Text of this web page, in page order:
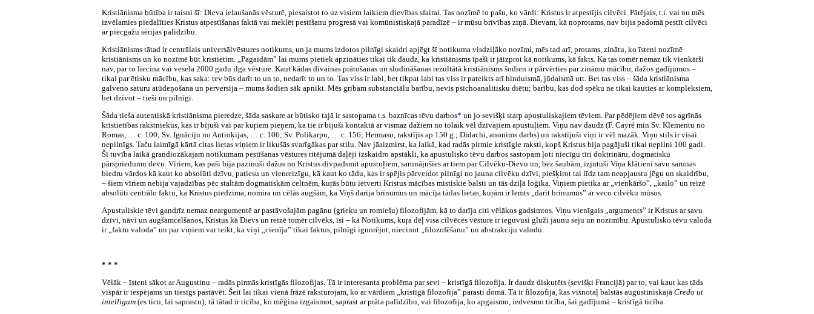
Kristiānisma būtība ir taisni šī: Dieva ielaušanās vēsturē, piesaistot to uz visiem laikiem dievības sfairai. Tas nozīmē to pašu, ko vārdi: Kristus ir atpestījis cilvēci. Pārējais, t.i. vai nu mēs
izvēlamies piedalīties Kristus atpestīšanas faktā vai meklēt pestīšanu progresā vai komūnistiskajā paradīzē – ir mūsu brīvības ziņā. Dievam, kā noprotams, nav bijis padomā pestīt cilvēci
ar piecgažu sērijas palīdzību.
Kristiānisms tātad ir centrālais universālvēstures notikums, un ja mums izdotos pilnīgi skaidri apjēgt šī notikuma visdziļāko nozīmi, mēs tad arī, protams, zinātu, ko īsteni nozīmē
kristiānisms un ko nozīmē būt kristietim. „Pagaidām” lai mums pietiek apzināties tikai tik daudz, ka kristiānisms īpaši ir jāizprot kā notikums, kā fakts. Ka tas tomēr nemaz tik vienkārši
nav, par to liecina vai vesela 2000 gadu ilga vēsture. Kaut kādas dīvainas prātošanas un sludināšanas rezultātā kristiānisms šodien ir pārvērties par zināmu mācību, dažos gadījumos –
tikai par ētisku mācību, kas saka: tev būs darīt to un to, nedarīt to un to. Tas viss ir labi, bet tikpat labi tas viss ir pateikts arī hinduismā, jūdaismā utt. Bet tas viss – šāda kristiānisma
galveno saturu atūdeņošana un perversija – mums šodien sāk apnikt. Mēs gribam substanciālu barību, nevis psīchoanalitisku diētu; barību, kas dod spēku ne tikai kauties ar kompleksiem,
bet dzīvot – tieši un pilnīgi.
Šāda tieša autentiskā kristiānisma pieredze, šāda saskare ar būtisko tajā ir sastopama t.s. baznīcas tēvu darbos* un jo sevišķi starp apustuliskajiem tēviem. Par pēdējiem dēvē tos agrīnās
kristietības rakstniekus, kas ir bijuši vai par kuŗiem pieņem, ka tie ir bijuši kontaktā ar vismaz dažiem no tolaik vēl dzīvajiem apustuļiem. Viņu nav daudz (F. Cayré min Sv. Klementu no
Romas, … c. 100; Sv. Ignāciju no Antioķijas, … c. 106; Sv. Polikarpu, … c. 156; Hermasu, rakstījis ap 150 g.; Didachi, anonims darbs) un rakstījuši viņi ir vēl mazāk. Viņu stils ir visai
nepilnīgs. Taču laimīgā kārtā citas lietas viņiem ir likušās svarīgākas par stilu. Nav jāaizmirst, ka laikā, kad radās pirmie kristīgie raksti, kopš Kristus bija pagājuši tikai nepilni 100 gadi.
Šī tuvība laikā grandiozākajam notikumam pestīšanas vēstures ritējumā daļēji izskaidro apstākli, ka apustulisko tēvu darbos sastopam ļoti niecīgu tīri doktrināru, dogmatisku
pārspriedumu devu. Vīriem, kas paši bija pazinuši dažus no Kristus divpadsmit apustuļiem, sarunājušies ar tiem par Cilvēku-Dievu un, bez šaubām, izjutuši Viņa klātieni savu sarunas
biedru vārdos kā kaut ko absolūti dzīvu, patiesu un vienreizīgu, kā kaut ko tādu, kas ir spējis pārveidot pilnīgi no jauna cilvēku dzīvi, piešķirot tai līdz tam neapjaustu jēgu un skaidrību,
– šiem vīriem nebija vajadzības pēc staltām dogmatiskām celtnēm, kuŗās būtu ietverti Kristus mācības mistiskie balsti un tās dziļā loģika. Viņiem pietika ar „vienkāršo”, „kailo” un reizē
absolūti centrālo faktu, ka Kristus piedzima, nomira un cēlās augšām, ka Viņš darīja brīnumus un mācīja tādas lietas, kuŗām ir lemts „darīt brīnumus” ar veco cilvēku mūsos.
Apustuliskie tēvi gandrīz nemaz neargumentē ar pastāvošajām pagānu (grieķu un romiešu) filozofijām, kā to darīja citi vēlākos gadsimtos. Viņu vienīgais „arguments” ir Kristus ar savu
dzīvi, nāvi un augšāmcelšanos, Kristus kā Dievs un reizē tomēr cilvēks, īsi – kā Notikums, kuŗa dēļ visa cilvēces vēsture ir ieguvusi gluži jaunu seju un nozīmību. Apustulisko tēvu valoda
ir „faktu valoda” un par viņiem var teikt, ka viņi „cienīja” tikai faktus, pilnīgi ignorējot, niecinot „filozofēšanu” un abstrakciju valodu.
* * *
Vēlāk – īsteni sākot ar Augustinu – radās pirmās kristīgās filozofijas. Tā ir interesanta problēma par sevi – kristīgā filozofija. Ir daudz diskutēts (sevišķi Francijā) par to, vai kaut kas tāds
vispār ir iespējams un tiesīgs pastāvēt. Šeit lai tikai vienā frāzē raksturojam, ko ar vārdiem „kristīgā filozofija” parasti domā. Tā ir filozofija, kas visnotaļ balstās augustiniskajā Credo ut
intelligam (es ticu, lai saprastu); tā tātad ir ticība, ko mēģina izgaismot, saprast ar prāta palīdzību, vai filozofija, ko apgaismo, iedvesmo ticība, šai gadījumā – kristīgā ticība.